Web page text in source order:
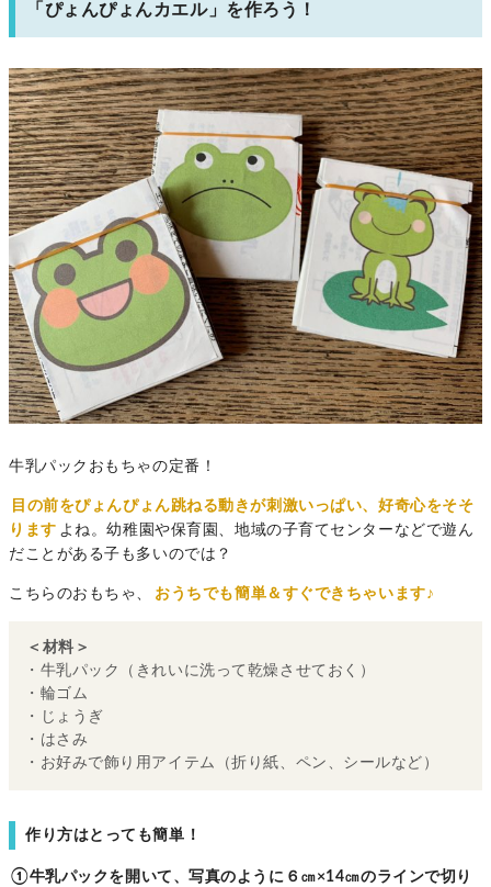
「ぴょんぴょんカエル」を作ろう！
牛乳パックおもちゃの定番！
目の前をぴょんぴょん跳ねる動きが刺激いっぱい、好奇心をそそ
ります よね。幼稚園や保育園、地域の子育てセンターなどで遊ん
だことがある子も多いのでは？
こちらのおもちゃ、 おうちでも簡単＆すぐできちゃいます♪
＜材料＞
・牛乳パック（きれいに洗って乾燥させておく）
・輪ゴム
・じょうぎ
・はさみ
・お好みで飾り用アイテム（折り紙、ペン、シールなど）
作り方はとっても簡単！
①牛乳パックを開いて、写真のように６㎝×14㎝のラインで切り